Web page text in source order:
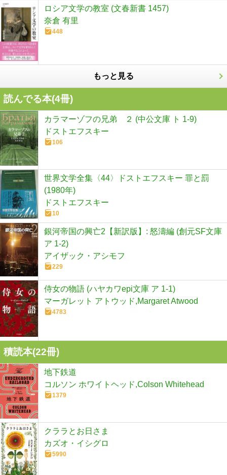
ロシア文学の教室 (文春新書 1457)
奈倉 有里
448
もっと見る
読んでる本(4冊)
カラマーゾフの兄弟 ２ (中公文庫 ト 1-9)
ドストエフスキー
106
世界文学全集〈44〉ドストエフスキー 罪と罰
(1980年)
ドストエフスキー
10
銀河帝国の興亡2【新訳版】: 怒濤編 (創元SF文庫
ア 1-2)
アイザック・アシモフ
229
侍女の物語 (ハヤカワepi文庫 ア 1-1)
マーガレット アトウッド,Margaret Atwood
4783
積読本(22冊)
地下鉄道
コルソン ホワイトヘッド,Colson Whitehead
1379
クララとお日さま
カズオ・イシグロ
5990